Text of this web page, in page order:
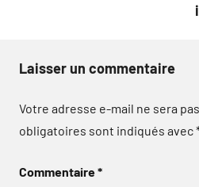
Laisser un commentaire
Votre adresse e-mail ne sera
obligatoires sont indiqués avec
Commentaire*